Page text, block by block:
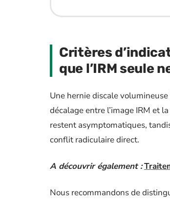
Critères
que l’IRM seule
Une hernie discale
décalage entre l’image IRM et
restent asymptomatiques,
conflit radiculaire direct.
A découvrir également :
Nous recommandons de